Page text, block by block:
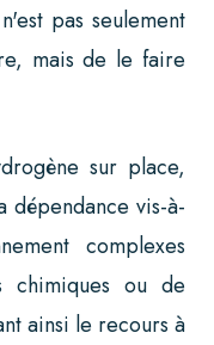
pas seulement
mais de le faire
sur place,
vis-à-
complexes
ou de
ainsi le recours à